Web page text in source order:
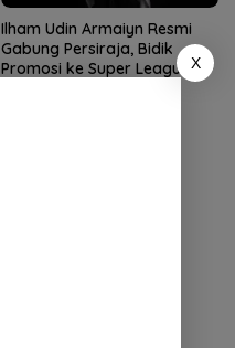
Ilham Udin Armaiyn Resmi
Gabung Persiraja, Bidik
Promosi ke Super League
X